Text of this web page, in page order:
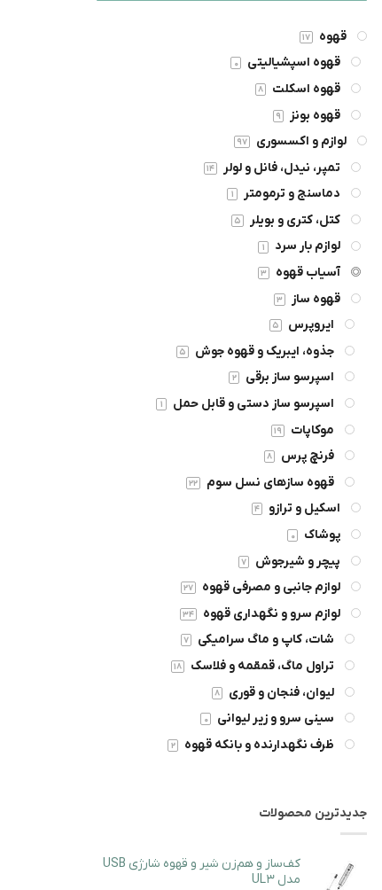
قهوه 17
قهوه اسپشیالیتی 0
قهوه اسکلت 8
قهوه بونز 9
لوازم و اکسسوری 97
تمپر، نیدل، فانل و لولر 14
دماسنج و ترمومتر 1
کتل، کتری و بویلر 5
لوازم بار سرد 1
آسیاب قهوه 3
قهوه ساز 3
ایروپرس 5
جذوه، ایبریک و قهوه جوش 5
اسپرسو ساز برقی 2
اسپرسو ساز دستی و قابل حمل 1
موکاپات 19
فرنچ پرس 8
قهوه سازهای نسل سوم 22
اسکیل و ترازو 4
پوشاک 0
پیچر و شیرجوش 7
لوازم جانبی و مصرفی قهوه 27
لوازم سرو و نگهداری قهوه 34
شات، کاپ و ماگ سرامیکی 7
تراول ماگ، قمقمه و فلاسک 18
لیوان، فنجان و قوری 8
سینی سرو و زیر لیوانی 0
ظرف نگهدارنده و بانکه قهوه 2
جدیدترین محصولات
کف‌ساز و هم‌زن شیر و قهوه شارژی USB
مدل ‎UL3